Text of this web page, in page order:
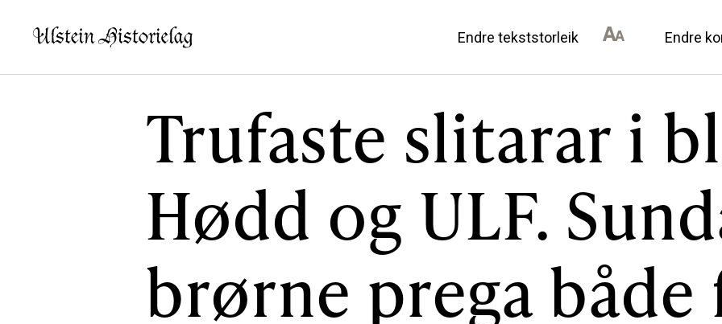
Endre tekststorleik Endre
SLIK KAN DU BIDRA
Bidra til lokalhistorie
Støtteannonsørar
OM ULSTEIN
Kontakt oss
Om oss
Podkast
Trufaste slitarar i
Hødd og ULF.
brørne prega